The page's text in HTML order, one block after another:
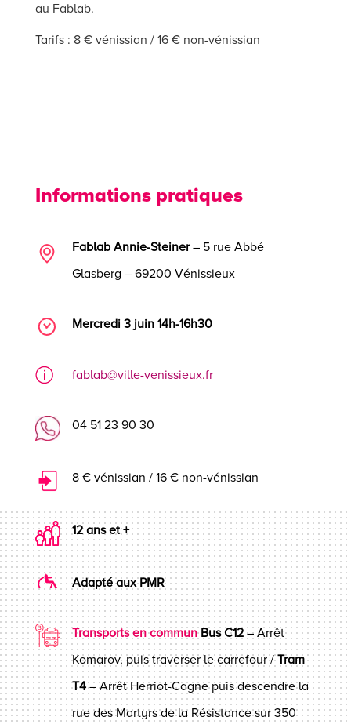
au Fablab.
Tarifs : 8 € vénissian / 16 € non-vénissian
Informations pratiques
Fablab Annie-Steiner– 5 rue Abbé
Glasberg – 69200 Vénissieux
Mercredi 3 juin 14h-16h30
fablab@ville-venissieux.fr
04 51 23 90 30
8 € vénissian / 16 € non-vénissian
12 ans et +
Adapté aux PMR
Transports en commun Bus C12– Arrêt
Komarov, puis traverser le carrefour /Tram
T4– Arrêt Herriot-Cagne puis descendre la
rue des Martyrs de la Résistance sur 350